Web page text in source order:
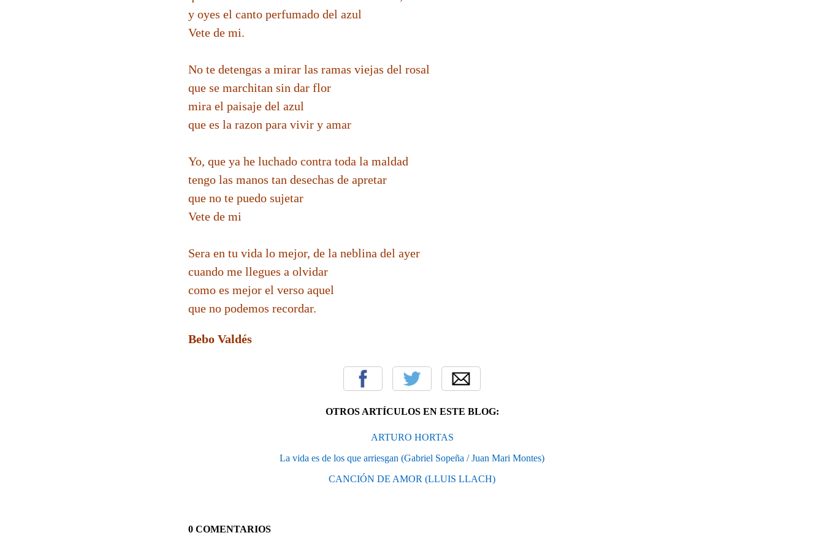
y oyes el canto perfumado del azul
Vete de mi.
No te detengas a mirar las ramas viejas del rosal
que se marchitan sin dar flor
mira el paisaje del azul
que es la razon para vivir y amar
Yo, que ya he luchado contra toda la maldad
tengo las manos tan desechas de apretar
que no te puedo sujetar
Vete de mi
Sera en tu vida lo mejor, de la neblina del ayer
cuando me llegues a olvidar
como es mejor el verso aquel
que no podemos recordar.
Bebo Valdés
OTROS ARTÍCULOS EN ESTE BLOG:
ARTURO HORTAS
La vida es de los que arriesgan (Gabriel Sopeña / Juan Mari Montes)
CANCIÓN DE AMOR (LLUIS LLACH)
0 COMENTARIOS